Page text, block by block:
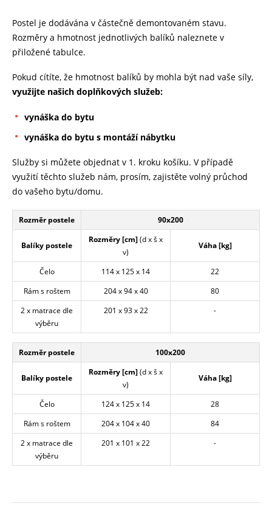
Postel je dodávána v částečně demontovaném stavu.
Rozměry a hmotnost jednotlivých balíků naleznete v
přiložené tabulce.
Pokud cítíte, že hmotnost balíků by mohla být nad vaše síly,
využijte našich doplňkových služeb:
vynáška do bytu
vynáška do bytu s montáží nábytku
Služby si můžete objednat v 1. kroku košíku. V případě
využití těchto služeb nám, prosím, zajistěte volný průchod
do vašeho bytu/domu.
Rozměr postele 90x200
Balíky postele
Rozměry [cm](d x š x
v)
Váha [kg]
Čelo 114 x 125 x 14
22
Rám s roštem
204 x 94 x 40
80
2 x matrace dle
výběru
201 x 93 x 22 -
Rozměr postele 100x200
Balíky postele
Rozměry [cm](d x š x
v)
Váha [kg]
Čelo 124 x 125 x 14
28
Rám s roštem
204 x 104 x 40
84
2 x matrace dle
výběru
201 x 101 x 22 -